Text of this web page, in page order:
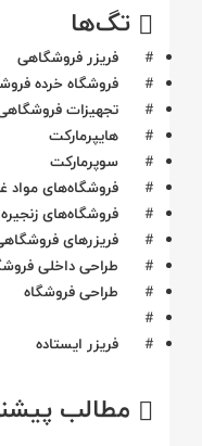
تگ‌ها
#
فریزر فروشگاهی
#
فروشگاه خرده
#
تجهیزات
#
هایپرمارکت
#
سوپرمارکت
#
فروشگاه‌های مواد
#
فروشگاه‌های
#
فریزرهای
#
طراحی داخلی
#
طراحی فروشگاه
#
#
فریزر ایستاده
مطالب